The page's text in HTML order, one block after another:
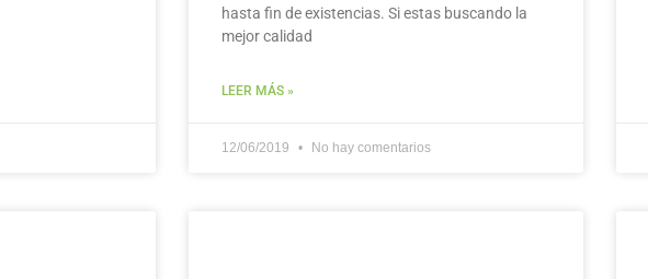
hasta fin de existencias. Si estas buscando la
mejor calidad
LEER MÁS »
12/06/2019 No hay comentarios